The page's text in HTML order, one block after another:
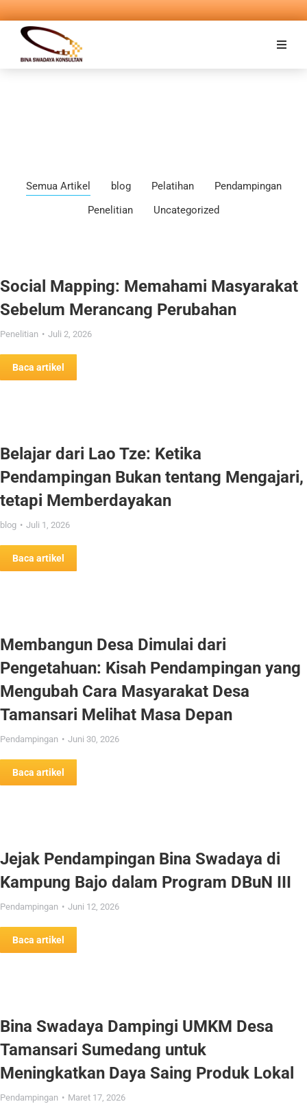
Semua Artikel blog Pelatihan
Pendampingan
Penelitian
Uncategorized
Social Mapping: Memahami Masyarakat
Sebelum Merancang Perubahan
Penelitian Juli 2, 2026
Baca artikel
Belajar dari Lao Tze: Ketika
Pendampingan Bukan tentang Mengajari,
tetapi Memberdayakan
blog Juli 1, 2026
Baca artikel
Membangun Desa Dimulai dari
Pengetahuan: Kisah Pendampingan yang
Mengubah Cara Masyarakat Desa
Tamansari Melihat Masa Depan
Pendampingan Juni 30, 2026
Baca artikel
Jejak Pendampingan Bina Swadaya di
Kampung Bajo dalam Program DBuN III
Pendampingan Juni 12, 2026
Baca artikel
Bina Swadaya Dampingi UMKM Desa
Tamansari Sumedang untuk
Meningkatkan Daya Saing Produk Lokal
Pendampingan Maret 17, 2026